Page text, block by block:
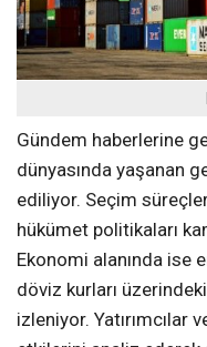
Gündem haberlerine
dünyasında yaşanan
ediliyor. Seçim
hükümet politikaları
Ekonomi alanında ise
döviz kurları
izleniyor. Yatırımcılar